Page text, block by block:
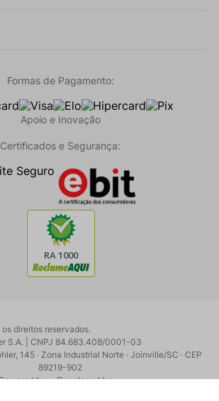
Formas de Pagamento:
Apoio e Inovação
Certificados e Segurança:
os direitos reservados.
S.A. | CNPJ 84.683.408/0001-03
145 · Zona Industrial Norte · Joinville/SC · CEP
89219-902
by:
Developed by: